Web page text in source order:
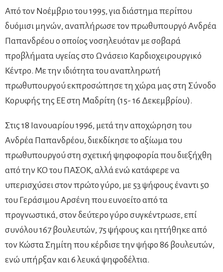
Από τον Νοέμβριο του 1995, για διάστημα περίπου
δυόμισι μηνών, αναπλήρωσε τον πρωθυπουργό Ανδρέα
Παπανδρέου ο οποίος νοσηλευόταν με σοβαρά
προβλήματα υγείας στο Ωνάσειο Καρδιοχειρουργικό
Κέντρο. Με την ιδιότητα του αναπληρωτή
πρωθυπουργού εκπροσώπησε τη χώρα μας στη Σύνοδο
Κορυφής της ΕΕ στη Μαδρίτη (15- 16 Δεκεμβρίου).
Στις 18 Ιανουαρίου 1996, μετά την αποχώρηση του
Ανδρέα Παπανδρέου, διεκδίκησε το αξίωμα του
πρωθυπουργού στη σχετική ψηφοφορία που διεξήχθη
από την ΚΟ του ΠΑΣΟΚ, αλλά ενώ κατάφερε να
υπερισχύσει στον πρώτο γύρο, με 53 ψήφους έναντι 50
του Γεράσιμου Αρσένη που ευνοείτο από τα
προγνωστικά, στον δεύτερο γύρο συγκέντρωσε, επί
συνόλου 167 βουλευτών, 75 ψήφους και ηττήθηκε από
τον Κώστα Σημίτη που κέρδισε την ψήφο 86 βουλευτών,
ενώ υπήρξαν και 6 λευκά ψηφοδέλτια.